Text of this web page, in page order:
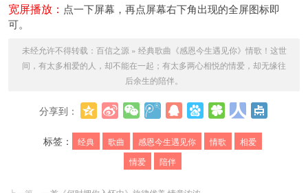
宽屏播放： 点一下屏幕，再点屏幕右下角出现的全屏图标即
可。
未经允许不得转载： 百信之源 » 经典歌曲《感恩今生遇见你》情歌！这世
间，有太多相爱的人，却不能在一起；有太多两心相悦的情爱，却无缘往
后余生的陪伴。
分享到：
标签：
经典 歌曲 感恩今生遇见你 情歌
相爱
情爱
陪伴